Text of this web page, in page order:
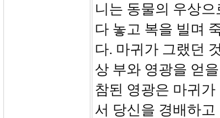
니는 동물의 우상
다 놓고 복을 빌며
다. 마귀가 그랬던
상 부와 영광을 얻
참된 영광은 마귀
서 당신을 경배하